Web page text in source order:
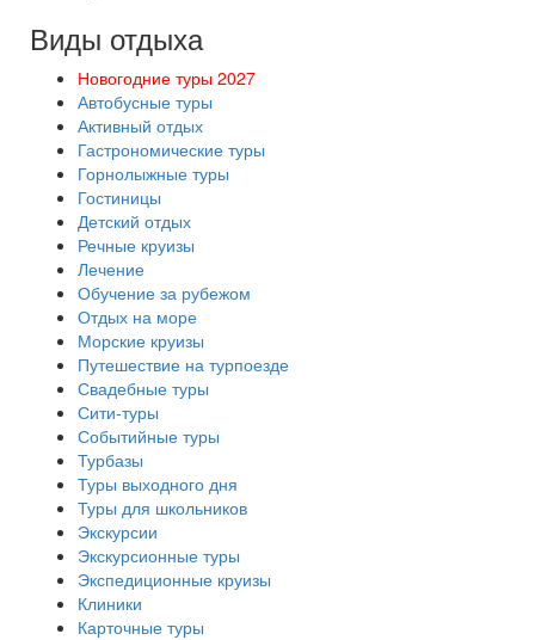
Виды отдыха
Новогодние туры 2027
Автобусные туры
Активный отдых
Гастрономические туры
Горнолыжные туры
Гостиницы
Детский отдых
Речные круизы
Лечение
Обучение за рубежом
Отдых на море
Морские круизы
Путешествие на турпоезде
Свадебные туры
Сити-туры
Событийные туры
Турбазы
Туры выходного дня
Туры для школьников
Экскурсии
Экскурсионные туры
Экспедиционные круизы
Клиники
Карточные туры